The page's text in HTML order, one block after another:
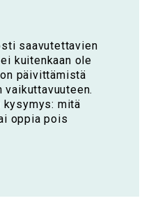
saavutettavien
kuitenkaan ole
päivittämistä
kysymys: mitä
oppia pois